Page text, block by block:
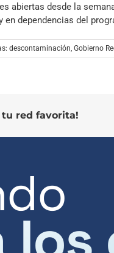
abiertas desde la
dependencias del
descontaminación Gobierno
tu red favorita!